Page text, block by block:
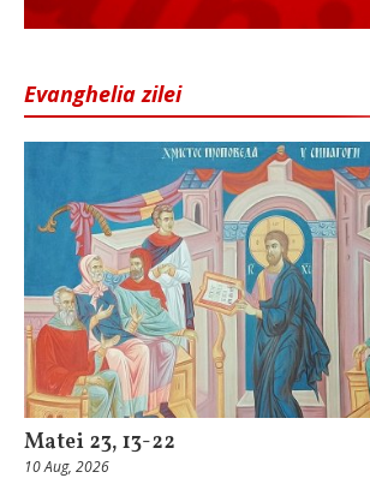
Evanghelia zilei
Matei 23, 13-22
10 Aug, 2026